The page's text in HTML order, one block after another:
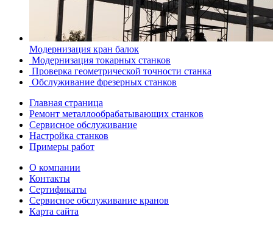
Модернизация кран балок
Модернизация токарных станков
Проверка геометрической точности станка
Обслуживание фрезерных станков
Главная страница
Ремонт металлообрабатывающих станков
Сервисное обслуживание
Настройка станков
Примеры работ
О компании
Контакты
Сертификаты
Сервисное обслуживание кранов
Карта сайта